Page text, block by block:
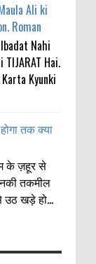
Ali ki
Roman
Nahi
Hai.
Kyunki
तक क्या
के ज़हूर से
तकमील
उठ खड़े हो...
and